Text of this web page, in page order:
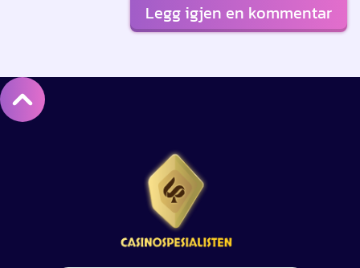
Legg igjen en kommentar